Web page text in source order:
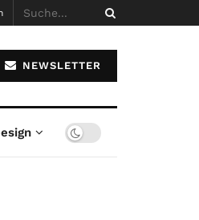
NEWSLETTER